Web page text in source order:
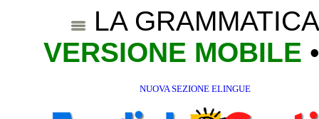
LA
VERSIONE MOBILE
NUOVA SEZIONE ELINGUE